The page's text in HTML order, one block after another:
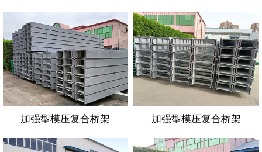
加强型模压复合桥架 加强型模压复合桥架